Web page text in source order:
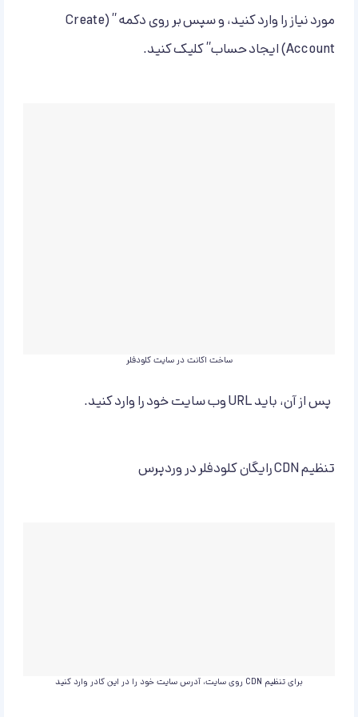
مورد نیاز را وارد کنید، و سپس بر روی دکمه ” (Create
Account) ایجاد حساب” کلیک کنید.
ساخت اکانت در سایت کلودفلر
پس از آن، باید URL وب سایت خود را وارد کنید.
تنظیم CDN رایگان کلودفلر در وردپرس
برای تنظیم CDN روی سایت، آدرس سایت خود را در این کادر وارد کنید